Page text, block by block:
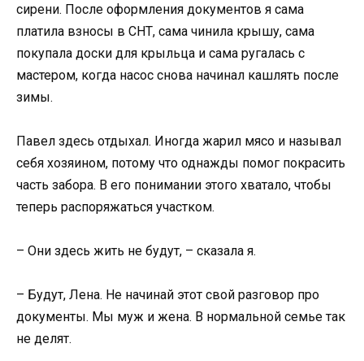
сирени. После оформления документов я сама
платила взносы в СНТ, сама чинила крышу, сама
покупала доски для крыльца и сама ругалась с
мастером, когда насос снова начинал кашлять после
зимы.
Павел здесь отдыхал. Иногда жарил мясо и называл
себя хозяином, потому что однажды помог покрасить
часть забора. В его понимании этого хватало, чтобы
теперь распоряжаться участком.
– Они здесь жить не будут, – сказала я.
– Будут, Лена. Не начинай этот свой разговор про
документы. Мы муж и жена. В нормальной семье так
не делят.